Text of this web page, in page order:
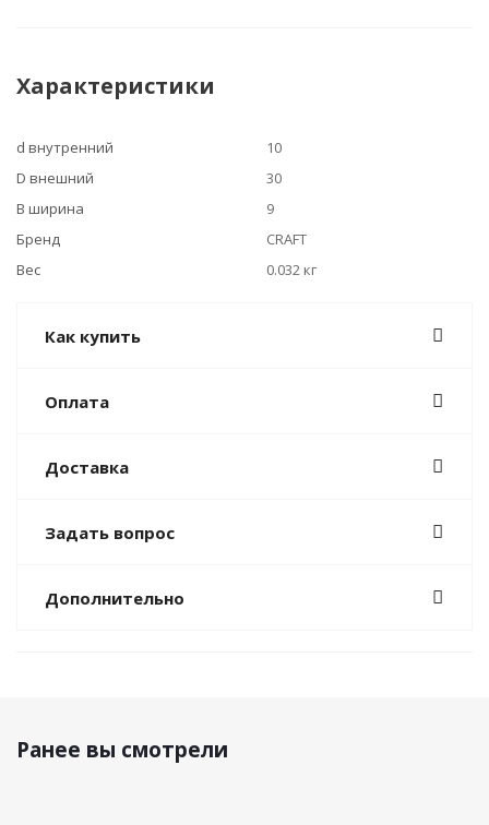
Характеристики
d внутренний
10
D внешний
30
B ширина
9
Бренд
CRAFT
Вес
0.032 кг
Как купить
Оплата
Доставка
Задать вопрос
Дополнительно
Ранее вы смотрели